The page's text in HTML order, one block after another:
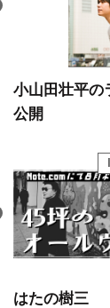
小山田壮平の
公開
はたの樹三